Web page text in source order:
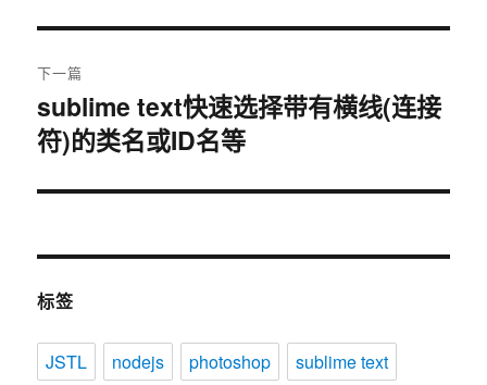
航
章：
下一篇
下
篇
章：
sublime text快速选择带有横线(连接
符)的类名或ID名等
标签
JSTL nodejs photoshop
sublime text